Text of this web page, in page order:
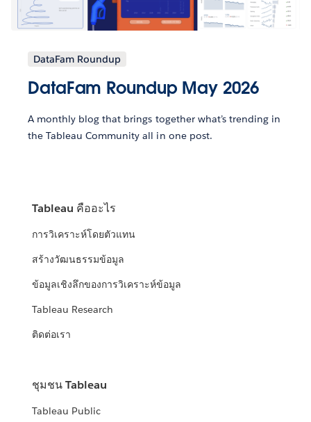
DataFam Roundup
DataFam Roundup May 2026
A monthly blog that brings together what’s trending in
the Tableau Community all in one post.
Tableau คืออะไร
การวิเคราะห์โดยตัวแทน
สร้างวัฒนธรรมข้อมูล
ข้อมูลเชิงลึกของการวิเคราะห์ข้อมูล
Tableau Research
ติดต่อเรา
ชุมชน Tableau
Tableau Public